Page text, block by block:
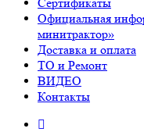
Официальная
минитрактор»
Доставка и оплата
ТО и Ремонт
ВИДЕО
Контакты